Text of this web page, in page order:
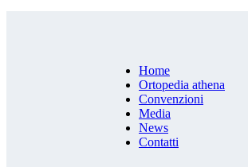
Home
Ortopedia athena
Convenzioni
Media
News
Contatti